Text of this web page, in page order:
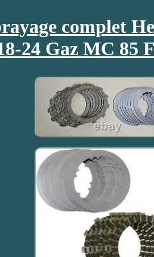
complet
24 Gaz MC 85